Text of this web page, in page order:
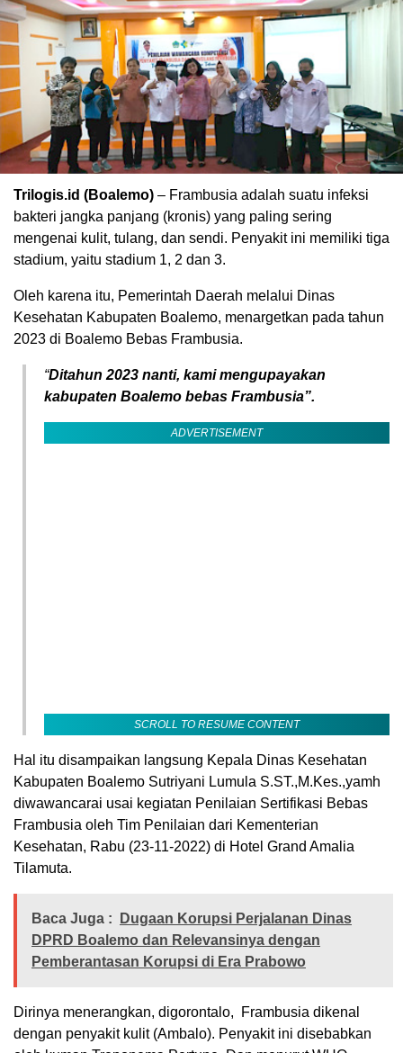
Trilogis.id (Boalemo) – Frambusia adalah suatu infeksi
bakteri jangka panjang (kronis) yang paling sering
mengenai kulit, tulang, dan sendi. Penyakit ini memiliki tiga
stadium, yaitu stadium 1, 2 dan 3.
Oleh karena itu, Pemerintah Daerah melalui Dinas
Kesehatan Kabupaten Boalemo, menargetkan pada tahun
2023 di Boalemo Bebas Frambusia.
“Ditahun 2023 nanti, kami mengupayakan
kabupaten Boalemo bebas Frambusia”.
ADVERTISEMENT
SCROLL TO RESUME CONTENT
Hal itu disampaikan langsung Kepala Dinas Kesehatan
Kabupaten Boalemo Sutriyani Lumula S.ST.,M.Kes.,yamh
diwawancarai usai kegiatan Penilaian Sertifikasi Bebas
Frambusia oleh Tim Penilaian dari Kementerian
Kesehatan, Rabu (23-11-2022) di Hotel Grand Amalia
Tilamuta.
Baca Juga :
Dugaan Korupsi Perjalanan Dinas
DPRD Boalemo dan Relevansinya dengan
Pemberantasan Korupsi di Era Prabowo
Dirinya menerangkan, digorontalo,
Frambusia dikenal
dengan penyakit kulit (Ambalo). Penyakit ini disebabkan